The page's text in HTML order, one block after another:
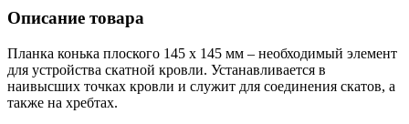
Описание товара
Планка конька плоского 145 х 145 мм – необходимый элемент
для устройства скатной кровли. Устанавливается в
наивысших точках кровли и служит для соединения скатов, а
также на хребтах.